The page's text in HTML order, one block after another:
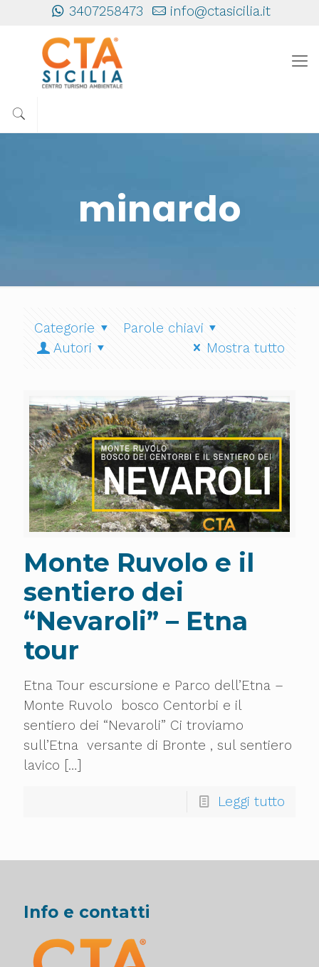
3407258473 info@ctasicilia.it
minardo
Categorie
Parole chiavi
Autori
Mostra tutto
Monte Ruvolo e il
sentiero dei
“Nevaroli” – Etna
tour
Etna Tour escursione e Parco dell’Etna –
Monte Ruvolo bosco Centorbi e il
sentiero dei “Nevaroli” Ci troviamo
sull’Etna versante di Bronte , sul sentiero
lavico […]
Leggi tutto
Info e contatti